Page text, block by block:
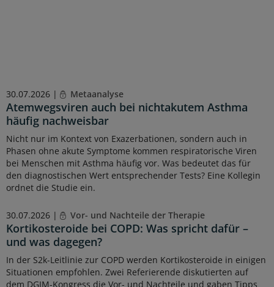
30.07.2026 | Metaanalyse
Atemwegsviren auch bei nichtakutem Asthma
häufig nachweisbar
Nicht nur im Kontext von Exazerbationen, sondern auch in
Phasen ohne akute Symptome kommen respiratorische Viren
bei Menschen mit Asthma häufig vor. Was bedeutet das für
den diagnostischen Wert entsprechender Tests? Eine Kollegin
ordnet die Studie ein.
30.07.2026 | Vor- und Nachteile der Therapie
Kortikosteroide bei COPD: Was spricht dafür –
und was dagegen?
In der S2k-Leitlinie zur COPD werden Kortikosteroide in einigen
Situationen empfohlen. Zwei Referierende diskutierten auf
dem DGIM-Kongress die Vor- und Nachteile und gaben Tipps